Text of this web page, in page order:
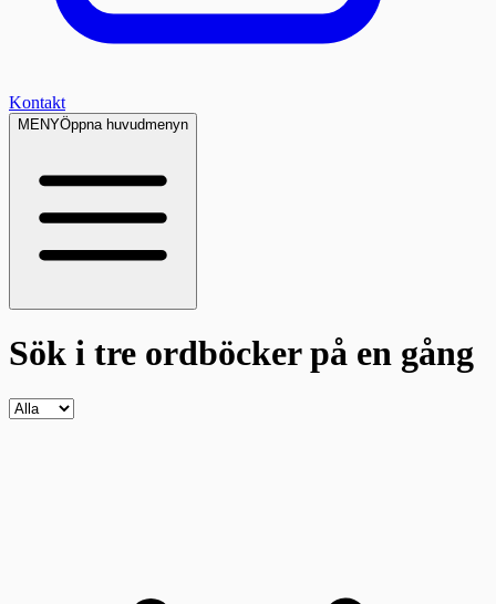
Kontakt
MENYÖppna huvudmenyn
Sök i tre ordböckerpå en gång